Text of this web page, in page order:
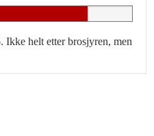
helt etter brosjyren, men